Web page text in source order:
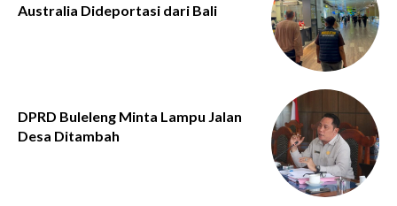
Australia Dideportasi dari Bali
DPRD Buleleng Minta Lampu Jalan
Desa Ditambah